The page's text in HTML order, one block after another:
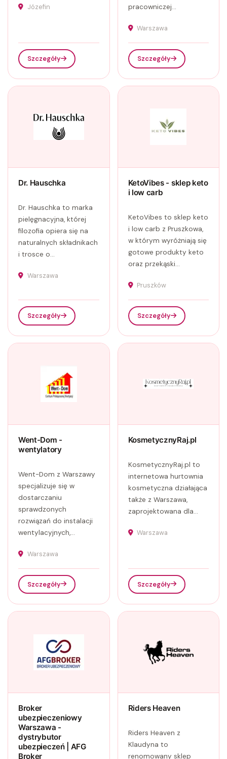
Józefin
Szczegóły
pracowniczej...
Warszawa
Szczegóły
Dr. Hauschka
Dr. Hauschka to marka
pielęgnacyjna, której
filozofia opiera się na
naturalnych składnikach
i trosce o...
Warszawa
Szczegóły
KetoVibes - sklep keto
i low carb
KetoVibes to sklep keto
i low carb z Pruszkowa,
w którym wyróżniają się
gotowe produkty keto
oraz przekąski...
Pruszków
Szczegóły
Went-Dom -
wentylatory
Went-Dom z Warszawy
specjalizuje się w
dostarczaniu
sprawdzonych
rozwiązań do instalacji
wentylacyjnych,...
Warszawa
Szczegóły
KosmetycznyRaj.pl
KosmetycznyRaj.pl to
internetowa hurtownia
kosmetyczna działająca
także z Warszawa,
zaprojektowana dla...
Warszawa
Szczegóły
Broker
ubezpieczeniowy
Warszawa -
dystrybutor
ubezpieczeń | AFG
Broker
Riders Heaven
Riders Heaven z
Klaudyna to
renomowany sklep